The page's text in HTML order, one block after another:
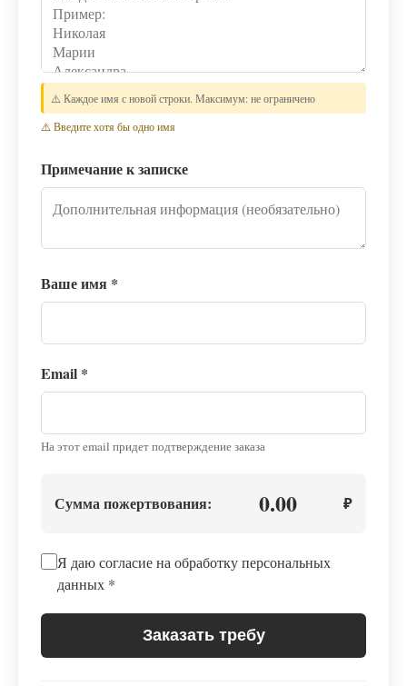
⚠️ Каждое имя с новой строки. Максимум: не ограничено
⚠️ Введите хотя бы одно имя
Примечание к записке
Ваше имя *
Email *
На этот email придет подтверждение заказа
Сумма пожертвования: 0.00 ₽
Я даю согласие на обработку персональных
данных *
Заказать требу